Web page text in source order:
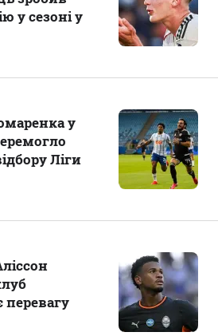
у сезоні у
у
Ліги
перевагу